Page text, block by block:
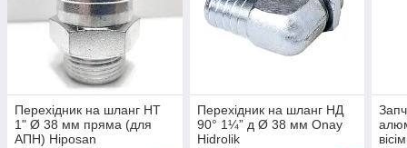
Перехідник на шланг НТ
1" Ø 38 мм пряма (для
АПН) Hiposan
Перехідник на шланг НД
90° 1¼” д Ø 38 мм Onay
Hidrolik